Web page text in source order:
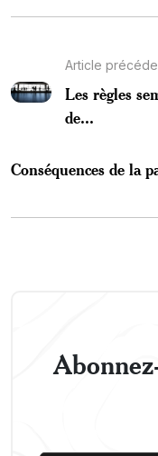
Article
Les règles
de...
Conséquences de la